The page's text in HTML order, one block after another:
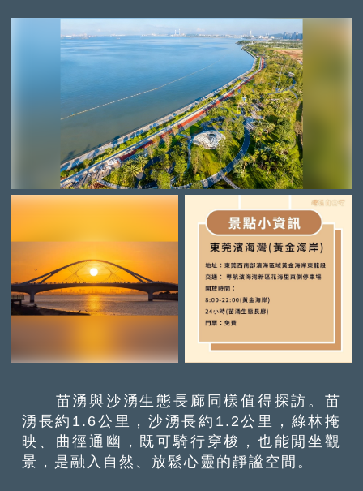
苗湧與沙湧生態長廊同樣值得探訪。苗
湧長約1.6公里，沙湧長約1.2公里，綠林掩
映、曲徑通幽，既可騎行穿梭，也能閒坐觀
景，是融入自然、放鬆心靈的靜謐空間。